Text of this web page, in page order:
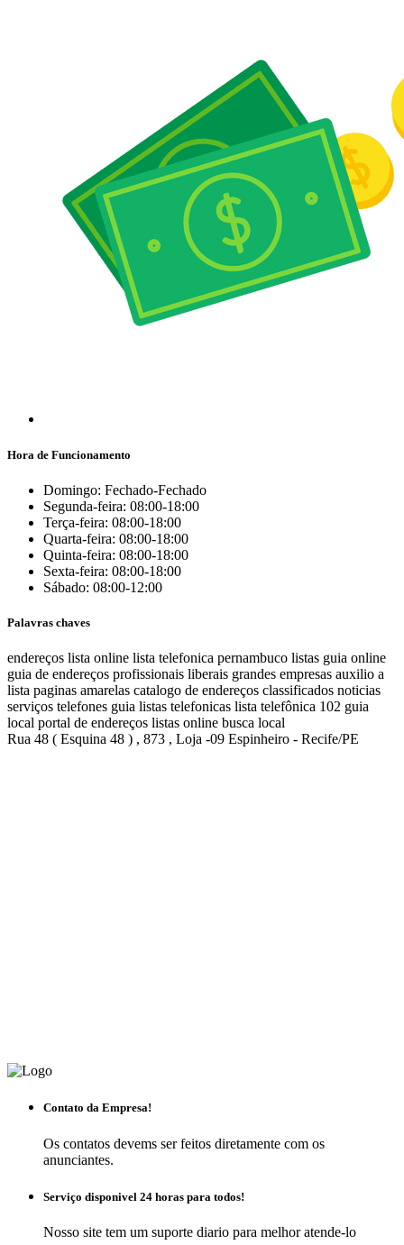
Hora de Funcionamento
Domingo: Fechado-Fechado
Segunda-feira: 08:00-18:00
Terça-feira: 08:00-18:00
Quarta-feira: 08:00-18:00
Quinta-feira: 08:00-18:00
Sexta-feira: 08:00-18:00
Sábado: 08:00-12:00
Palavras chaves
endereços lista online lista telefonica pernambuco listas guia online
guia de endereços profissionais liberais grandes empresas auxilio a
lista paginas amarelas catalogo de endereços classificados noticias
serviços telefones guia listas telefonicas lista telefônica 102 guia
local portal de endereços listas online busca local
Rua 48 ( Esquina 48 ) , 873 , Loja -09 Espinheiro - Recife/PE
Contato da Empresa!
Os contatos devems ser feitos diretamente com os
anunciantes.
Serviço disponivel 24 horas para todos!
Nosso site tem um suporte diario para melhor atende-lo